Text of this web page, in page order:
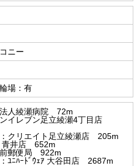
ニー
場：有
人綾瀬病院 72m
イレブン足立綾瀬4丁目店
：クリエイト足立綾瀬店 205m
青井店 652m
郵便局 922m
ﾕﾆﾊｰﾄﾞｳｪｱ 大谷田店 2687m